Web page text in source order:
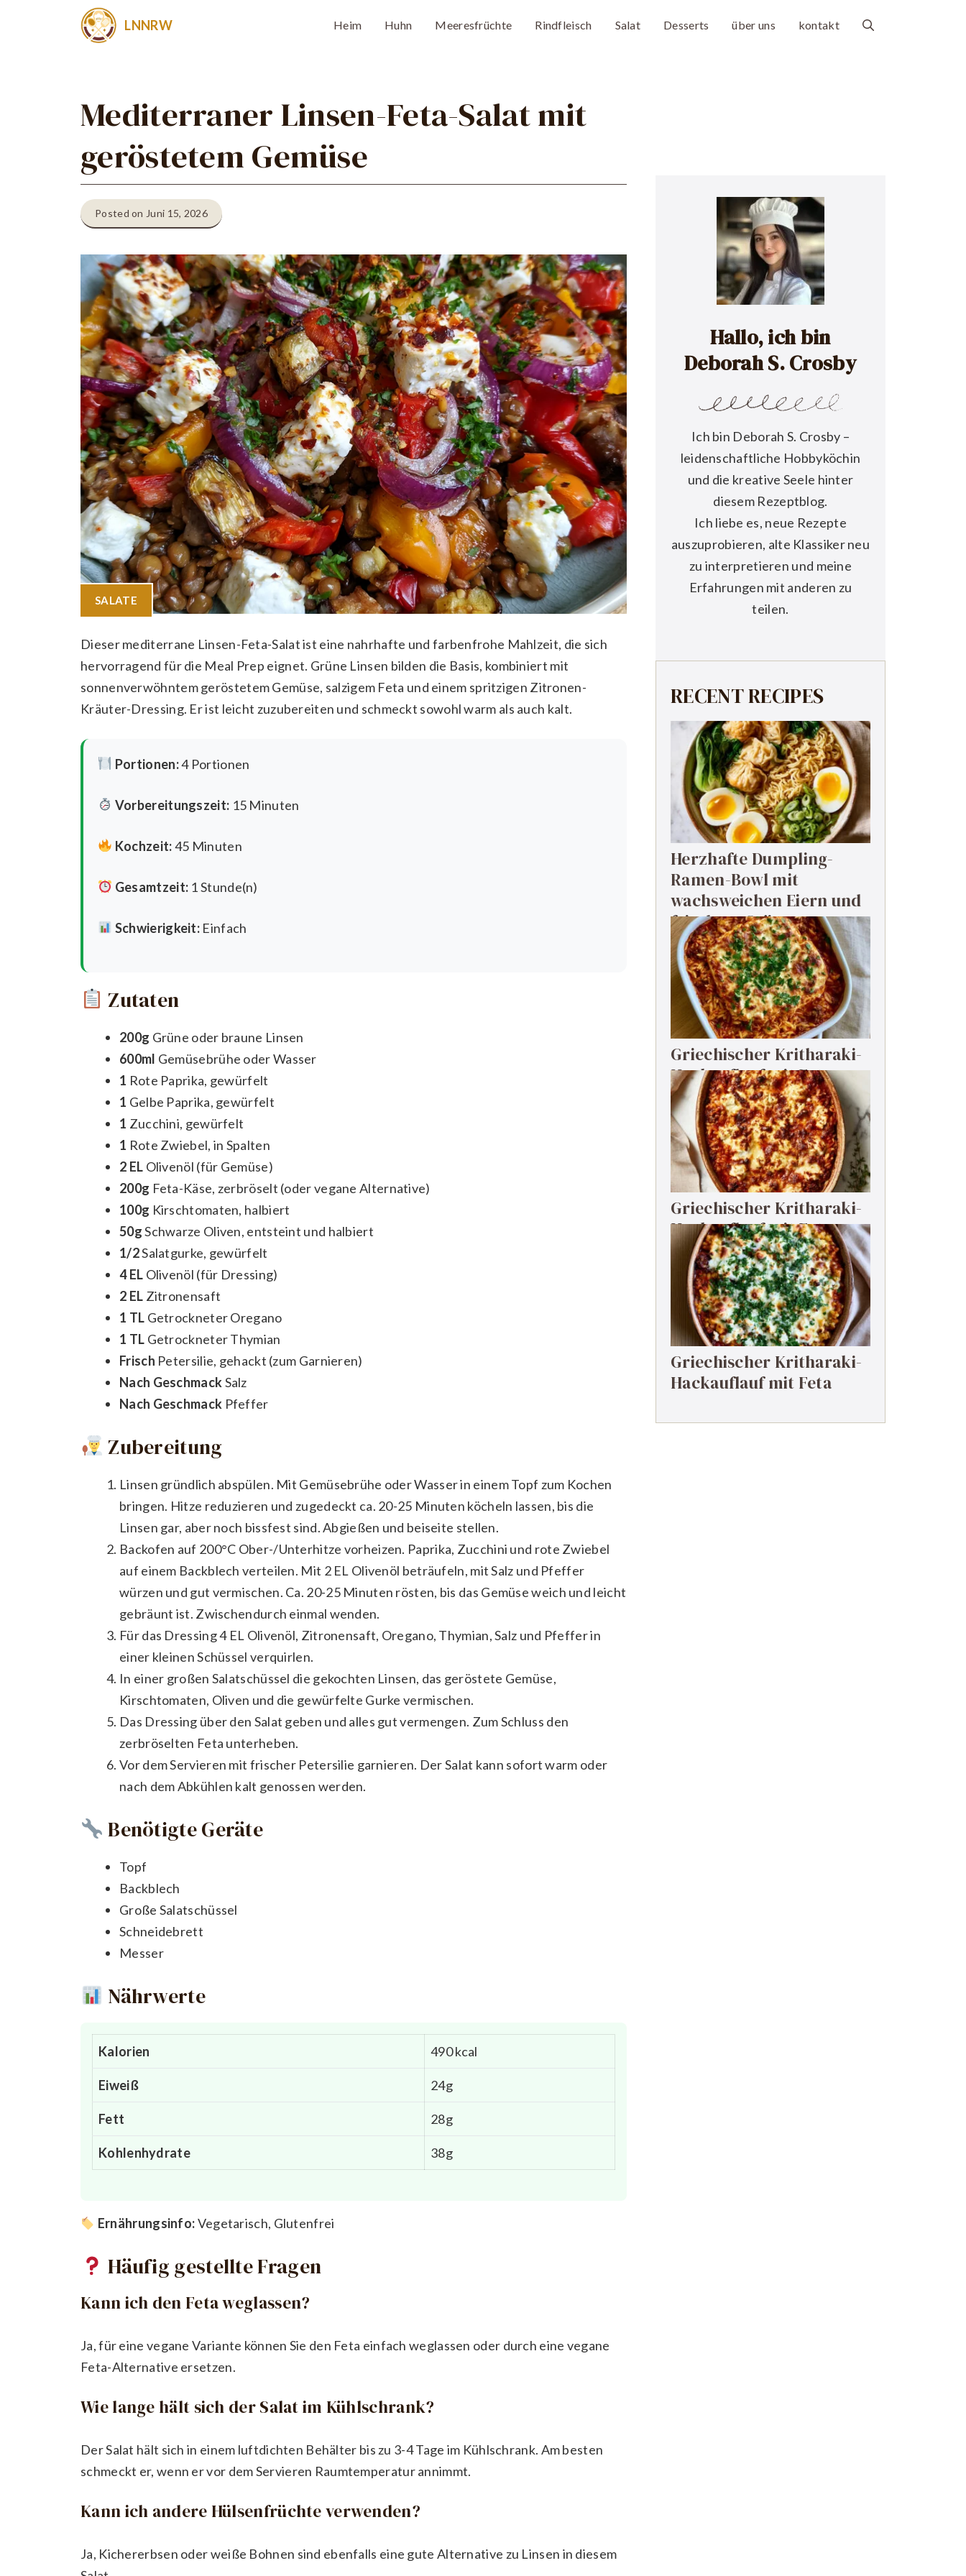
LNNRW Heim Huhn Meeresfrüchte Rindfleisch Salat Desserts über uns kontakt
Mediterraner Linsen-Feta-Salat mit
geröstetem Gemüse
Posted on Juni 15, 2026
SALATE
Dieser mediterrane Linsen-Feta-Salat ist eine nahrhafte und farbenfrohe Mahlzeit, die sich
hervorragend für die Meal Prep eignet. Grüne Linsen bilden die Basis, kombiniert mit
sonnenverwöhntem geröstetem Gemüse, salzigem Feta und einem spritzigen Zitronen-
Kräuter-Dressing. Er ist leicht zuzubereiten und schmeckt sowohl warm als auch kalt.
Portionen:4 Portionen
Vorbereitungszeit: 15 Minuten
Kochzeit:45 Minuten
Gesamtzeit: 1 Stunde(n)
Schwierigkeit: Einfach
Zutaten
200g Grüne oder braune Linsen
600ml Gemüsebrühe oder Wasser
1 Rote Paprika, gewürfelt
1 Gelbe Paprika, gewürfelt
1 Zucchini, gewürfelt
1 Rote Zwiebel, in Spalten
2 EL Olivenöl (für Gemüse)
200g Feta-Käse, zerbröselt (oder vegane Alternative)
100g Kirschtomaten, halbiert
50gSchwarze Oliven, entsteint und halbiert
1/2Salatgurke, gewürfelt
4 EL Olivenöl (für Dressing)
2 EL Zitronensaft
1 TL Getrockneter Oregano
1 TL Getrockneter Thymian
Frisch Petersilie, gehackt (zum Garnieren)
Nach GeschmackSalz
Nach Geschmack Pfeffer
Zubereitung
Linsen gründlich abspülen. Mit Gemüsebrühe oder Wasser in einem Topf zum Kochen
bringen. Hitze reduzieren und zugedeckt ca. 20-25 Minuten köcheln lassen, bis die
Linsen gar, aber noch bissfest sind. Abgießen und beiseite stellen.
Backofen auf 200°C Ober-/Unterhitze vorheizen. Paprika, Zucchini und rote Zwiebel
auf einem Backblech verteilen. Mit 2 EL Olivenöl beträufeln, mit Salz und Pfeffer
würzen und gut vermischen. Ca. 20-25 Minuten rösten, bis das Gemüse weich und leicht
gebräunt ist. Zwischendurch einmal wenden.
Für das Dressing 4 EL Olivenöl, Zitronensaft, Oregano, Thymian, Salz und Pfeffer in
einer kleinen Schüssel verquirlen.
In einer großen Salatschüssel die gekochten Linsen, das geröstete Gemüse,
Kirschtomaten, Oliven und die gewürfelte Gurke vermischen.
Das Dressing über den Salat geben und alles gut vermengen. Zum Schluss den
zerbröselten Feta unterheben.
Vor dem Servieren mit frischer Petersilie garnieren. Der Salat kann sofort warm oder
nach dem Abkühlen kalt genossen werden.
Benötigte Geräte
Topf
Backblech
Große Salatschüssel
Schneidebrett
Messer
Nährwerte
Kalorien 490 kcal
Eiweiß 24g
Fett 28g
Kohlenhydrate 38g
Ernährungsinfo:Vegetarisch, Glutenfrei
Häufig gestellte Fragen
Kann ich den Feta weglassen?
Ja, für eine vegane Variante können Sie den Feta einfach weglassen oder durch eine vegane
Feta-Alternative ersetzen.
Wie lange hält sich der Salat im Kühlschrank?
Der Salat hält sich in einem luftdichten Behälter bis zu 3-4 Tage im Kühlschrank. Am besten
schmeckt er, wenn er vor dem Servieren Raumtemperatur annimmt.
Kann ich andere Hülsenfrüchte verwenden?
Ja, Kichererbsen oder weiße Bohnen sind ebenfalls eine gute Alternative zu Linsen in diesem
Hallo, ich bin
Deborah S. Crosby
Ich bin Deborah S. Crosby –
leidenschaftliche Hobbyköchin
und die kreative Seele hinter
diesem Rezeptblog.
Ich liebe es, neue Rezepte
auszuprobieren, alte Klassiker neu
zu interpretieren und meine
Erfahrungen mit anderen zu
teilen.
RECENT RECIPES
Herzhafte Dumpling-
Ramen-Bowl mit
wachsweichen Eiern und
frischem Grün
Griechischer Kritharaki-
Hackauflauf mit Feta
Griechischer Kritharaki-
Hackauflauf mit Feta
Griechischer Kritharaki-
Hackauflauf mit Feta